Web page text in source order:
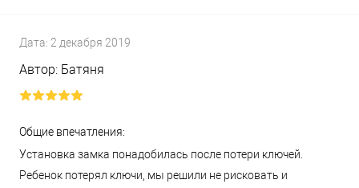
Дата: 2 декабря 2019
Автор: Батяня
Общие впечатления:
Установка замка понадобилась после потери ключей.
Ребенок потерял ключи, мы решили не рисковать и